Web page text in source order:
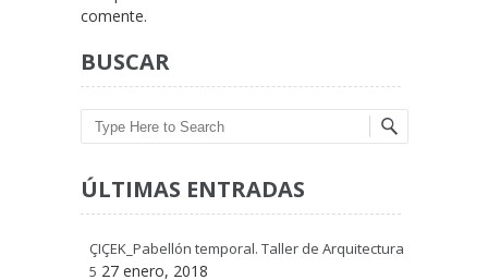
comente.
BUSCAR
Search
ÚLTIMAS ENTRADAS
ÇIÇEK_Pabellón temporal. Taller de Arquitectura
5 27 enero, 2018